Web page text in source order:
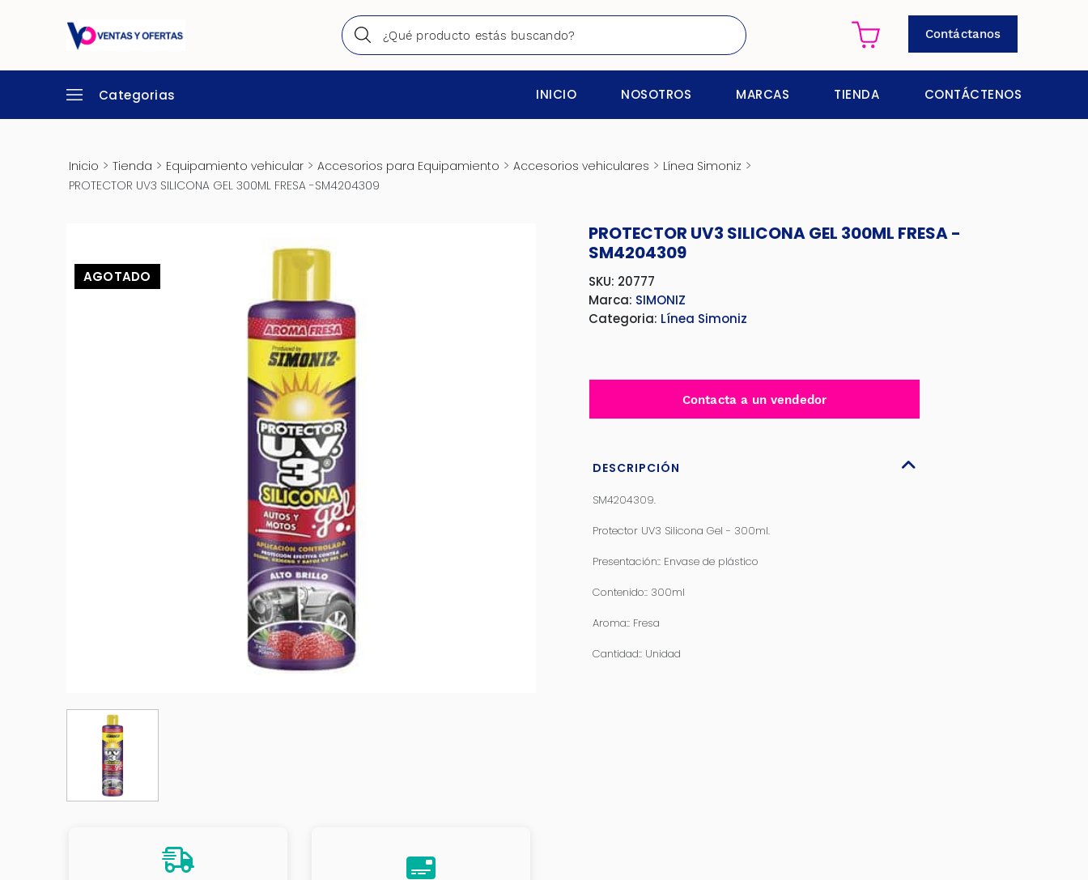
Contáctanos
Categorias INICIO NOSOTROS MARCAS TIENDA CONTÁCTENOS
Inicio > Tienda > Equipamiento vehicular> Accesorios para Equipamiento > Accesorios vehiculares > Línea Simoniz >
PROTECTOR UV3 SILICONA GEL 300ML FRESA -SM4204309
AGOTADO
PROTECTOR UV3 SILICONA GEL 300ML FRESA -
SM4204309
SKU: 20777
Marca: SIMONIZ
Categoria: Línea Simoniz
Contacta a un vendedor
DESCRIPCIÓN
SM4204309.
Protector UV3 Silicona Gel - 300ml.
Presentación:: Envase de plástico
Contenido:: 300ml
Aroma:: Fresa
Cantidad:: Unidad